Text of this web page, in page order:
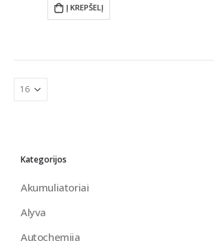
Į KREPŠELĮ
Kategorijos
Akumuliatoriai
Alyva
Autochemija